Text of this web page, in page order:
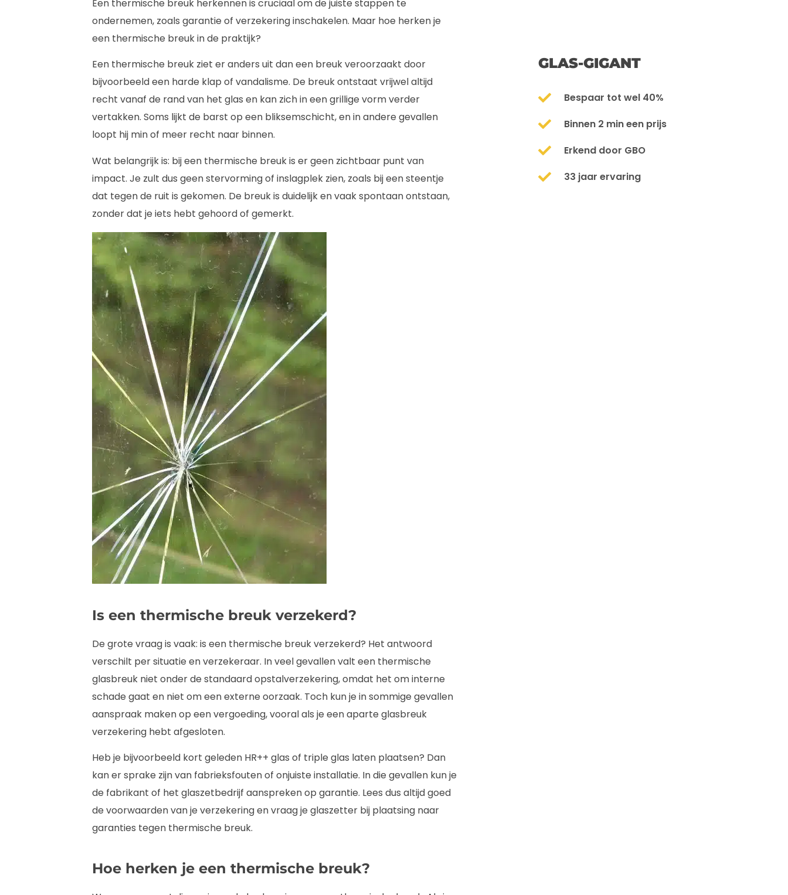
Een thermische breuk herkennen is cruciaal om de juiste stappen te
ondernemen, zoals garantie of verzekering inschakelen. Maar hoe herken je
een thermische breuk in de praktijk?
Een thermische breuk ziet er anders uit dan een breuk veroorzaakt door
bijvoorbeeld een harde klap of vandalisme. De breuk ontstaat vrijwel altijd
recht vanaf de rand van het glas en kan zich in een grillige vorm verder
vertakken. Soms lijkt de barst op een bliksemschicht, en in andere gevallen
loopt hij min of meer recht naar binnen.
Wat belangrijk is: bij een thermische breuk is er geen zichtbaar punt van
impact. Je zult dus geen stervorming of inslagplek zien, zoals bij een steentje
dat tegen de ruit is gekomen. De breuk is duidelijk en vaak spontaan ontstaan,
zonder dat je iets hebt gehoord of gemerkt.
Is een thermische breuk verzekerd?
De grote vraag is vaak: is een thermische breuk verzekerd? Het antwoord
verschilt per situatie en verzekeraar. In veel gevallen valt een thermische
glasbreuk niet onder de standaard opstalverzekering, omdat het om interne
schade gaat en niet om een externe oorzaak. Toch kun je in sommige gevallen
aanspraak maken op een vergoeding, vooral als je een aparte glasbreuk
verzekering hebt afgesloten.
Heb je bijvoorbeeld kort geleden HR++ glas of triple glas laten plaatsen? Dan
kan er sprake zijn van fabrieksfouten of onjuiste installatie. In die gevallen kun je
de fabrikant of het glaszetbedrijf aanspreken op garantie. Lees dus altijd goed
de voorwaarden van je verzekering en vraag je glaszetter bij plaatsing naar
garanties tegen thermische breuk.
Hoe herken je een thermische breuk?
GLAS-GIGANT
Bespaar tot wel 40%
Binnen 2 min een prijs
Erkend door GBO
33 jaar ervaring